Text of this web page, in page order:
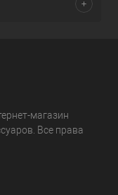
магазин
Все права